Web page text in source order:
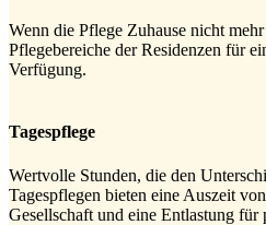
Wenn die Pflege Zuhause nicht
Pflegebereiche der Residenzen für
Verfügung.
Tagespflege
Wertvolle Stunden, die den
Tagespflegen bieten eine Auszeit
Gesellschaft und eine Entlastung für